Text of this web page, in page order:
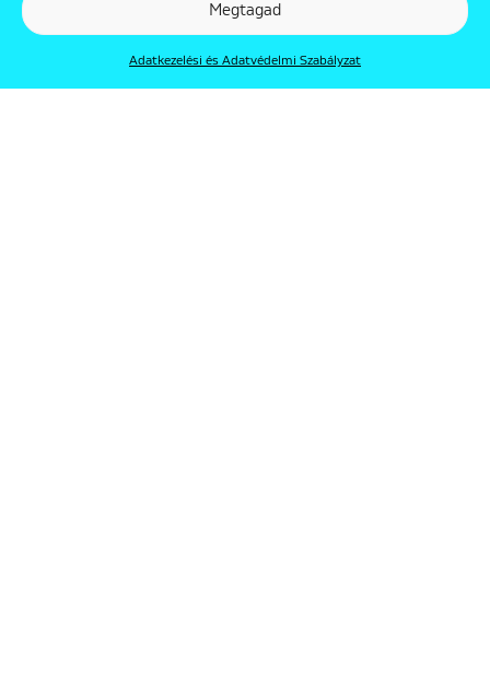
Megtagad
Adatkezelési és Adatvédelmi Szabályzat